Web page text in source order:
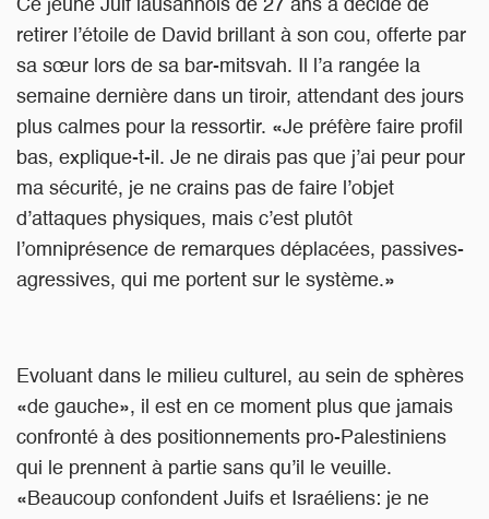
Ce jeune Juif lausannois de 27 ans a décidé de
retirer l’étoile de David brillant à son cou, offerte par
sa sœur lors de sa bar-mitsvah. Il l’a rangée la
semaine dernière dans un tiroir, attendant des jours
plus calmes pour la ressortir. «Je préfère faire profil
bas, explique-t-il. Je ne dirais pas que j’ai peur pour
ma sécurité, je ne crains pas de faire l’objet
d’attaques physiques, mais c’est plutôt
l’omniprésence de remarques déplacées, passives-
agressives, qui me portent sur le système.»
Evoluant dans le milieu culturel, au sein de sphères
«de gauche», il est en ce moment plus que jamais
confronté à des positionnements pro-Palestiniens
qui le prennent à partie sans qu’il le veuille.
«Beaucoup confondent Juifs et Israéliens: je ne